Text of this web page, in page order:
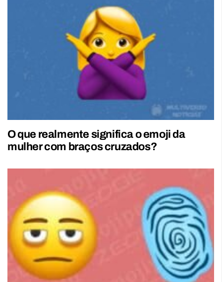
O que realmente significa o emoji da
mulher com braços cruzados?